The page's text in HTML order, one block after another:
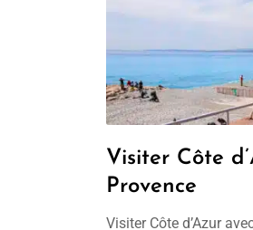
Visiter Côte
Provence
Visiter Côte d’Azur